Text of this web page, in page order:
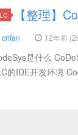
【整理】
crifan 12年前
是什么
的IDE开发环境